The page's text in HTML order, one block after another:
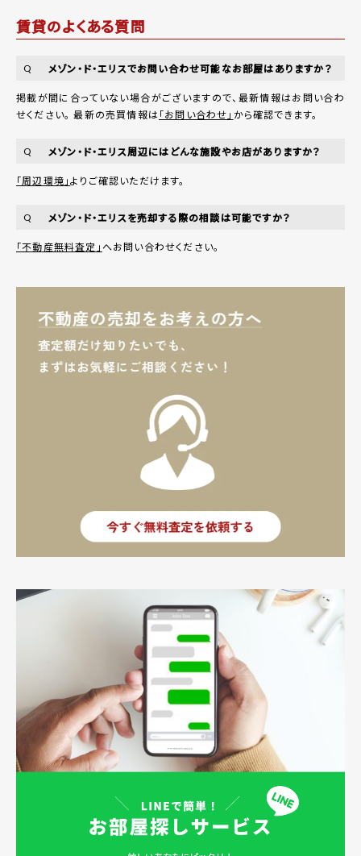
賃貸のよくある質問
Q メゾン・ド・エリスでお問い合わせ可能なお部屋はありますか？
掲載が間に合っていない場合がございますので、最新情報はお問い合わ
せください。 最新の売買情報は「お問い合わせ」 から確認できます。
Q メゾン・ド・エリス周辺にはどんな施設やお店がありますか？
「周辺環境」よりご確認いただけます。
Q メゾン・ド・エリスを売却する際の相談は可能ですか？
「不動産無料査定」へお問い合わせください。